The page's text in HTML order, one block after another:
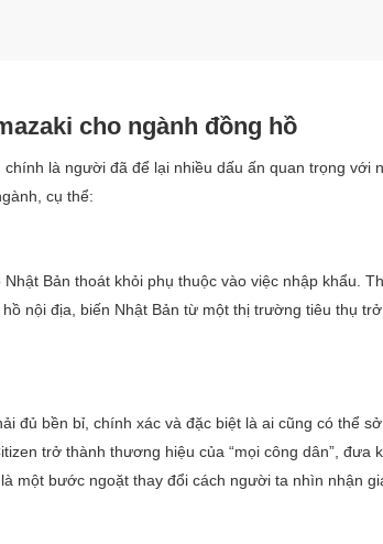
cho ngành đồng hồ
là người đã để lại nhiều dấu ấn quan trọng với
cụ thể:
Bản thoát khỏi phụ thuộc vào việc nhập khẩu.
nội địa, biến Nhật Bản từ một thị trường tiêu thụ
đủ bền bỉ, chính xác và đặc biệt là ai cũng có thể sở
trở thành thương hiệu của “mọi công dân”, đưa
một bước ngoặt thay đổi cách người ta nhìn nhận